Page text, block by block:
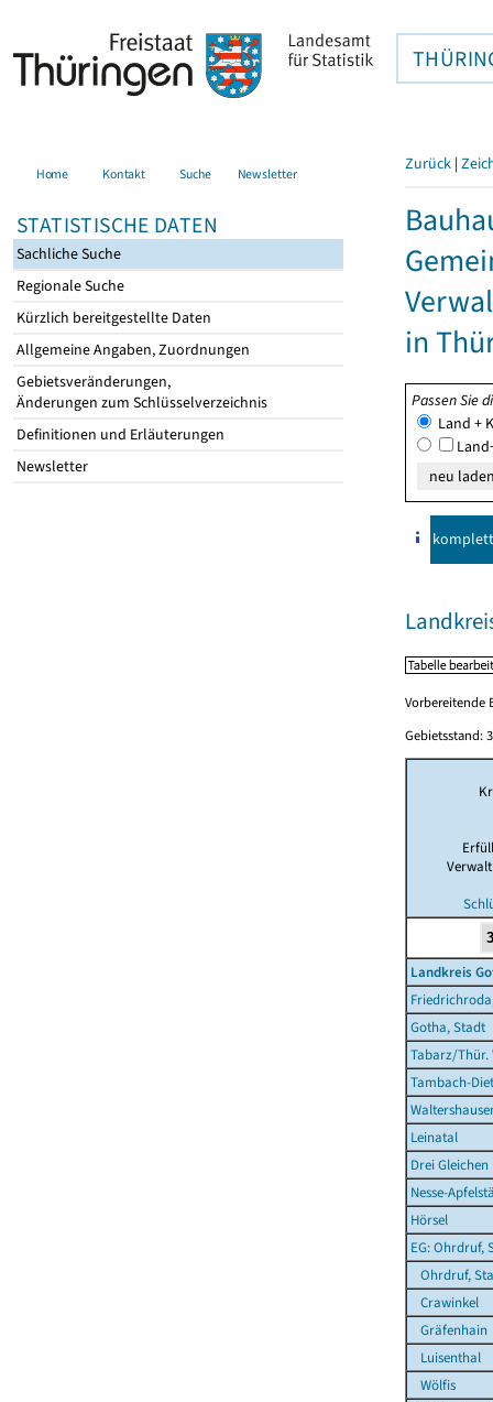
Home Kontakt Suche Newsletter
STATISTISCHE DATEN
Sachliche Suche
Regionale Suche
Kürzlich bereitgestellte Daten
Allgemeine Angaben, Zuordnungen
Gebietsveränderungen,
Änderungen zum Schlüsselverzeichnis
Definitionen und Erläuterungen
Newsletter
Zurück |
in
Passen Sie
Land +
komplett
Vorbereitende
Gebietsstand:
Landkreis
Gotha, Stadt
Tabarz/Thür.
Tambach-
Leinatal
Drei Gleichen
Nesse-
Hörsel
EG: Ohrdruf,
Ohrdruf,
Crawinkel
Gräfenhain
Luisenthal
Wölfis